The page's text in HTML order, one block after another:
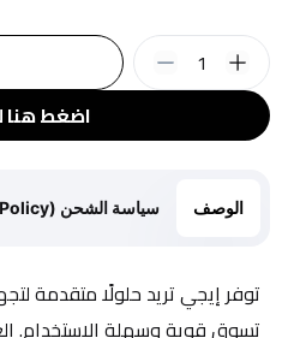
اضغط هنا
1
الوصف سياسة الشحن (Shipping Policy)